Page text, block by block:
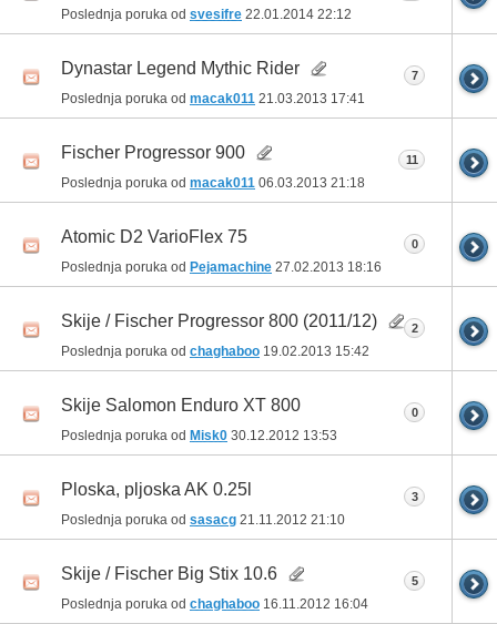
Poslednja poruka od svesifre 22.01.2014 22:12
Dynastar Legend Mythic Rider
Poslednja poruka od macak011 21.03.2013 17:41
7
Fischer Progressor 900
Poslednja poruka od macak011 06.03.2013 21:18
11
Atomic D2 VarioFlex 75
Poslednja poruka od Pejamachine 27.02.2013 18:16
0
Skije / Fischer Progressor 800 (2011/12)
Poslednja poruka od chaghaboo 19.02.2013 15:42
2
Skije Salomon Enduro XT 800
Poslednja poruka od Misk0 30.12.2012 13:53
0
Ploska, pljoska AK 0.25l
Poslednja poruka od sasacg 21.11.2012 21:10
3
Skije / Fischer Big Stix 10.6
Poslednja poruka od chaghaboo 16.11.2012 16:04
5